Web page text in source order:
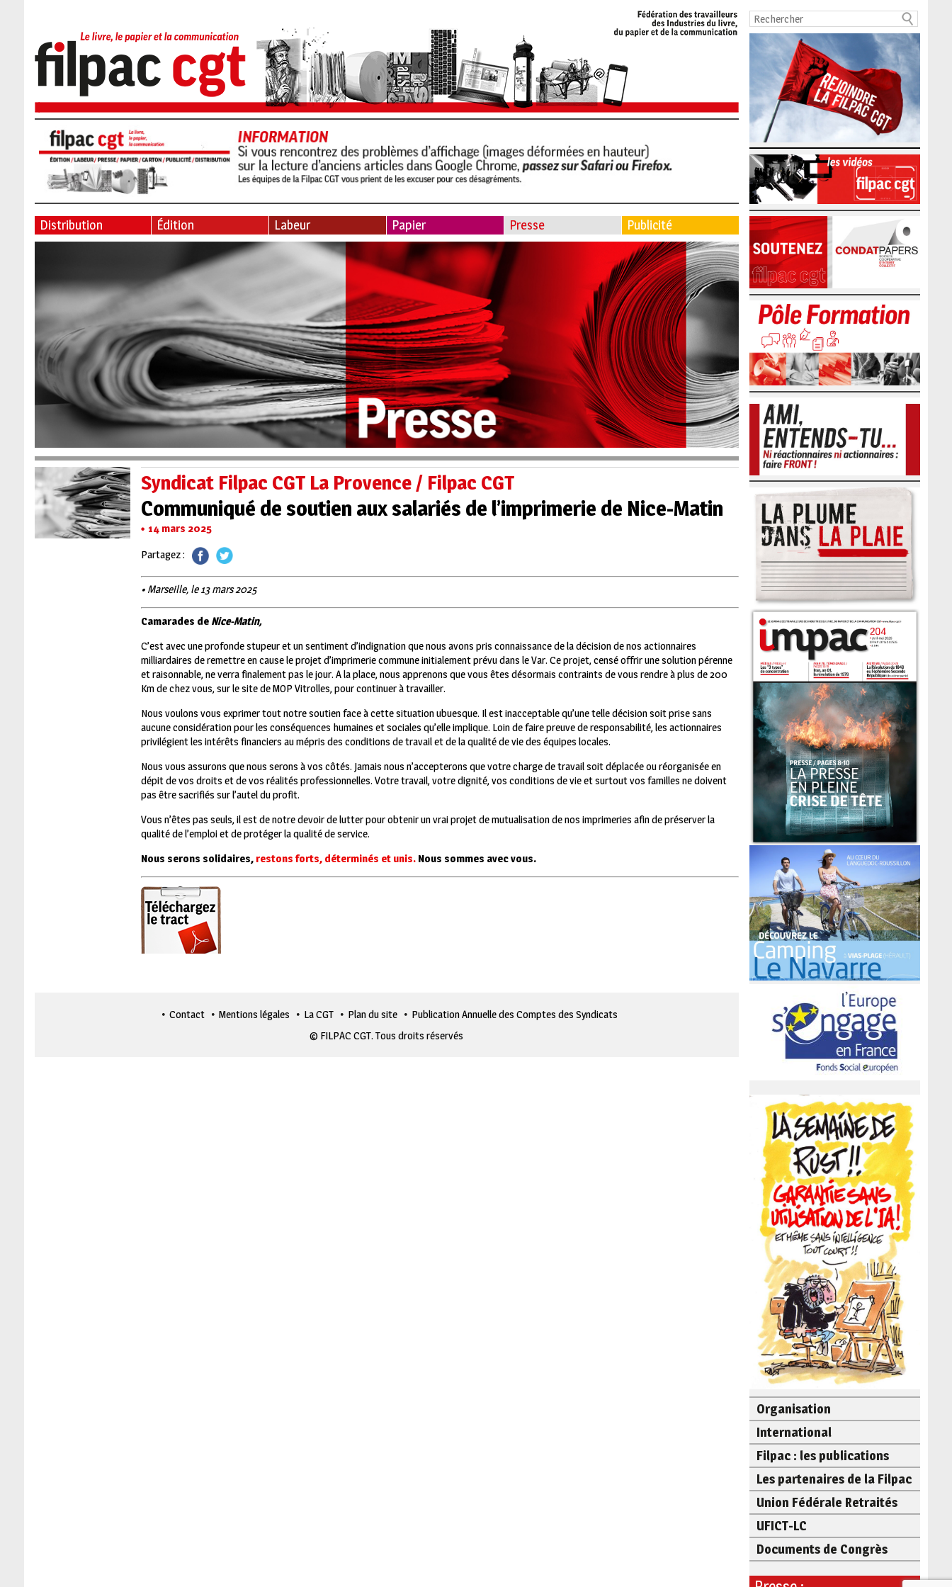
Distribution Édition Labeur Papier Presse Publicité
Syndicat Filpac CGT La Provence / Filpac CGT
Communiqué de soutien aux salariés de l’imprimerie de Nice-Matin
14 mars 2025
Partagez :
• Marseille, le 13 mars 2025
Camarades de Nice-Matin,
C’est avec une profonde stupeur et un sentiment d’indignation que nous avons pris connaissance de la décision de nos actionnaires
milliardaires de remettre en cause le projet d’imprimerie commune initialement prévu dans le Var. Ce projet, censé offrir une solution pérenne
et raisonnable, ne verra finalement pas le jour. A la place, nous apprenons que vous êtes désormais contraints de vous rendre à plus de 200
Km de chez vous, sur le site de MOP Vitrolles, pour continuer à travailler.
Nous voulons vous exprimer tout notre soutien face à cette situation ubuesque. Il est inacceptable qu’une telle décision soit prise sans
aucune considération pour les conséquences humaines et sociales qu’elle implique. Loin de faire preuve de responsabilité, les actionnaires
privilégient les intérêts financiers au mépris des conditions de travail et de la qualité de vie des équipes locales.
Nous vous assurons que nous serons à vos côtés. Jamais nous n’accepterons que votre charge de travail soit déplacée ou réorganisée en
dépit de vos droits et de vos réalités professionnelles. Votre travail, votre dignité, vos conditions de vie et surtout vos familles ne doivent
pas être sacrifiés sur l’autel du profit.
Vous n’êtes pas seuls, il est de notre devoir de lutter pour obtenir un vrai projet de mutualisation de nos imprimeries afin de préserver la
qualité de l’emploi et de protéger la qualité de service.
Nous serons solidaires,restons forts, déterminés et unis.Nous sommes avec vous.
Contact Mentions légales La CGT Plan du site
Publication Annuelle des Comptes des Syndicats
© FILPAC CGT. Tous droits réservés
Organisation
International
Filpac : les publications
Les partenaires de la Filpac
Union Fédérale Retraités
UFICT-LC
Documents de Congrès